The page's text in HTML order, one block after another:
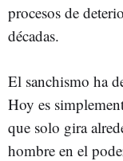
procesos de
décadas.
El sanchismo ha
Hoy es
que solo gira
hombre en el